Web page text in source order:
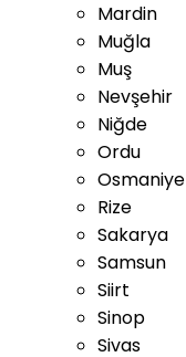
Mardin
Muğla
Muş
Nevşehir
Niğde
Ordu
Osmaniye
Rize
Sakarya
Samsun
Siirt
Sinop
Sivas